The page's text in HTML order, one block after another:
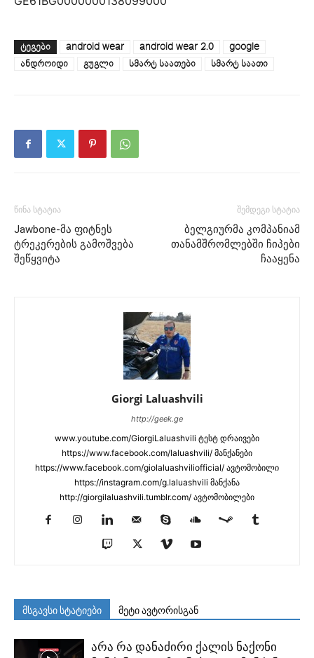
ᲢᲔᲒᲔᲑᲘ android wear android wear 2.0
google
ანდროიდი
გუგლი სმარტ საათები სმარტ საათი
წინა სტატია
Jawbone-მა ფიტნეს
ტრეკერების გამოშვება
შეწყვიტა
შემდეგი სტატია
ბელგიურმა კომპანიამ
თანამშრომლებში ჩიპები
ჩააყენა
Giorgi Laluashvili
http://geek.ge
www.youtube.com/GiorgiLaluashvili ტესტ დრაივები
https://www.facebook.com/laluashvili/ მანქანები
https://www.facebook.com/giolaluashviliofficial/ ავტომობილი
https://instagram.com/g.laluashvili მანქანა
http://giorgilaluashvili.tumblr.com/ ავტომობილები
მსგავსი სტატიები მეტი ავტორისგან
არა რა დანაძირი ქალის ნაქონი